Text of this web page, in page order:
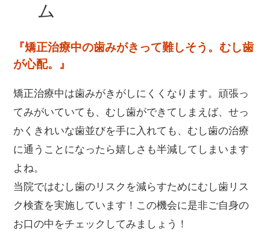
ム
『矯正治療中の歯みがきって難しそう。むし歯
が心配。』
矯正治療中は歯みがきがしにくくなります。頑張っ
てみがいていても、むし歯ができてしまえば、せっ
かくきれいな歯並びを手に入れても、むし歯の治療
に通うことになったら嬉しさも半減してしまいます
よね。
当院ではむし歯のリスクを減らすためにむし歯リス
ク検査を実施しています！この機会に是非ご自身の
お口の中をチェックしてみましょう！